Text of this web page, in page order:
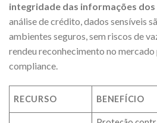
integridade das informações dos
análise de crédito, dados sensíveis
ambientes seguros, sem riscos de
rendeu reconhecimento no
compliance.
RECURSO BENEFÍCIO